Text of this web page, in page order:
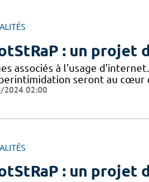
: un projet
associés à l'usage
seront au cœur
2024 02:00
: un projet